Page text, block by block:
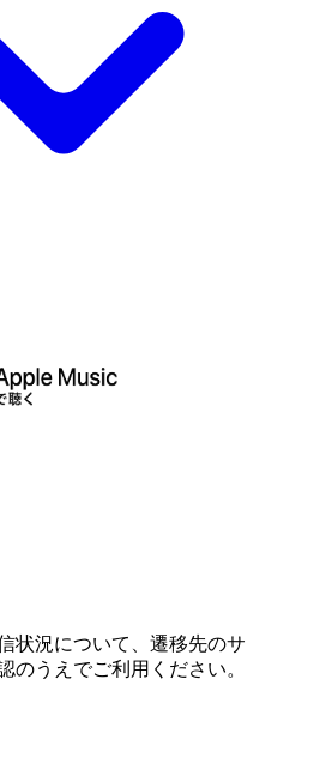
状況について、遷移先のサ
のうえでご利用ください。